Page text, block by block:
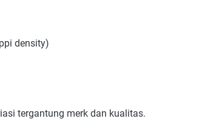
density)
tergantung merk dan kualitas.